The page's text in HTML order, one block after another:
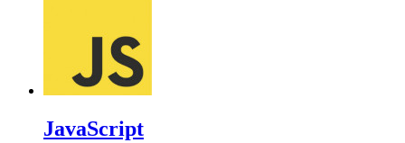
JavaScript